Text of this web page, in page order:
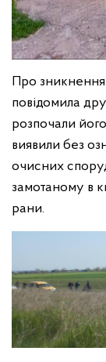
Про зникнення
повідомила
розпочали
виявили без
очисних споруд
замотаному в
рани.